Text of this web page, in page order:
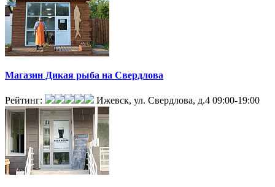
Магазин Дикая рыба на Свердлова
Рейтинг: Ижевск, ул. Свердлова, д.4 09:00-19:00